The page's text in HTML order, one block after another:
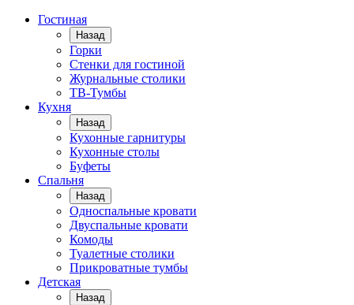
Гостиная
Назад
Горки
Стенки для гостиной
Журнальные столики
TВ-Тумбы
Кухня
Назад
Кухонные гарнитуры
Кухонные столы
Буфеты
Спальня
Назад
Односпальные кровати
Двуспальные кровати
Комоды
Туалетные столики
Прикроватные тумбы
Детская
Назад